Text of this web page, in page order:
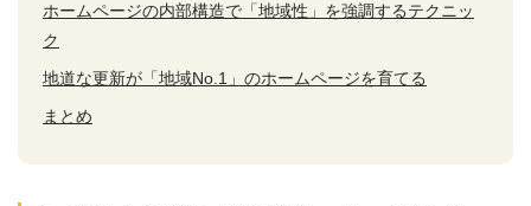
ホームページの内部構造で「地域性」を強調するテクニッ
ク
地道な更新が「地域No.1」のホームページを育てる
まとめ